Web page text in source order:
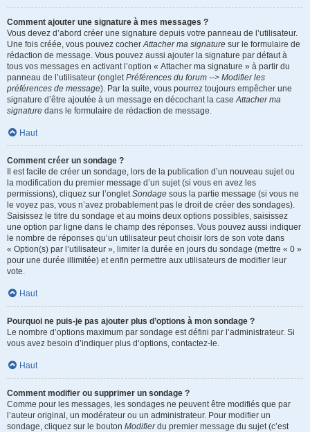
Comment ajouter une signature à mes messages ?
Vous devez d’abord créer une signature depuis votre panneau de l’utilisateur.
Une fois créée, vous pouvez cocherAttacher ma signature sur le formulaire de
rédaction de message. Vous pouvez aussi ajouter la signature par défaut à
tous vos messages en activant l’option « Attacher ma signature » à partir du
panneau de l’utilisateur (ongletPréférences du forum --> Modifier les
préférences de message). Par la suite, vous pourrez toujours empêcher une
signature d’être ajoutée à un message en décochant la caseAttacher ma
signature dans le formulaire de rédaction de message.
Haut
Comment créer un sondage ?
Il est facile de créer un sondage, lors de la publication d’un nouveau sujet ou
la modification du premier message d’un sujet (si vous en avez les
permissions), cliquez sur l’ongletSondage sous la partie message (si vous ne
le voyez pas, vous n’avez probablement pas le droit de créer des sondages).
Saisissez le titre du sondage et au moins deux options possibles, saisissez
une option par ligne dans le champ des réponses. Vous pouvez aussi indiquer
le nombre de réponses qu’un utilisateur peut choisir lors de son vote dans
« Option(s) par l’utilisateur », limiter la durée en jours du sondage (mettre « 0 »
pour une durée illimitée) et enfin permettre aux utilisateurs de modifier leur
vote.
Haut
Pourquoi ne puis-je pas ajouter plus d’options à mon sondage ?
Le nombre d’options maximum par sondage est défini par l’administrateur. Si
vous avez besoin d’indiquer plus d’options, contactez-le.
Haut
Comment modifier ou supprimer un sondage ?
Comme pour les messages, les sondages ne peuvent être modifiés que par
l’auteur original, un modérateur ou un administrateur. Pour modifier un
sondage, cliquez sur le bouton Modifierdu premier message du sujet (c’est